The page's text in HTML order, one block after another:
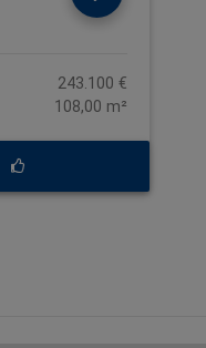
243.100 €
108,00 m²